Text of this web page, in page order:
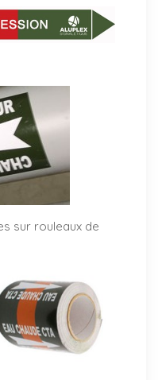
sur rouleaux de